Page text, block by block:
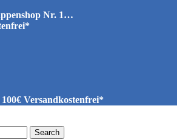
Nr. 1…
100€ Versandkostenfrei*
Search